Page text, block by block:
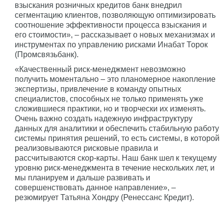
взыскания розничных кредитов банк внедрил
сегментацию клиентов, позволяющую оптимизировать
соотношение эффективности процесса взыскания и
его стоимости», – рассказывает о новых механизмах и
инструментах по управлению рисками Инабат Торок
(Промсвязьбанк).
«Качественный риск-менеджмент невозможно
получить моментально – это планомерное накопление
экспертизы, привлечение в команду опытных
специалистов, способных не только применять уже
сложившиеся практики, но и творчески их изменять.
Очень важно создать надежную инфраструктуру
данных для аналитики и обеспечить стабильную работу
системы принятия решений, то есть системы, в которой
реализовываются рисковые правила и
рассчитываются скор-карты. Наш банк шел к текущему
уровню риск-менеджмента в течение нескольких лет, и
мы планируем и дальше развивать и
совершенствовать данное направление», –
резюмирует Татьяна Хондру (Ренессанс Кредит).